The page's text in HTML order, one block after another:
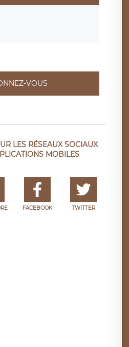
VOUS
LES RÉSEAUX SOCIAUX
MOBILES
FACEBOOK TWITTER